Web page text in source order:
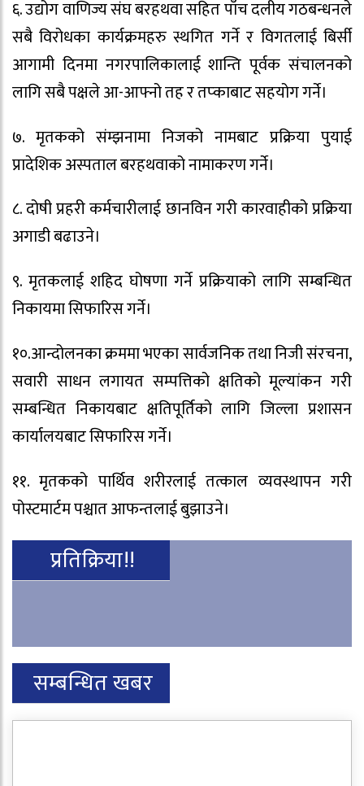
६. उद्योग वाणिज्य संघ बरहथवा सहित पाँच दलीय गठबन्धनले
सबै विरोधका कार्यक्रमहरु स्थगित गर्ने र विगतलाई बिर्सी
आगामी दिनमा नगरपालिकालाई शान्ति पूर्वक संचालनको
लागि सबै पक्षले आ-आफ्नो तह र तप्काबाट सहयोग गर्ने।
७. मृतकको संम्झनामा निजको नामबाट प्रक्रिया पुयाई
प्रादेशिक अस्पताल बरहथवाको नामाकरण गर्ने।
८. दोषी प्रहरी कर्मचारीलाई छानविन गरी कारवाहीको प्रक्रिया
अगाडी बढाउने।
९. मृतकलाई शहिद घोषणा गर्ने प्रक्रियाको लागि सम्बन्धित
निकायमा सिफारिस गर्ने।
१०.आन्दोलनका क्रममा भएका सार्वजनिक तथा निजी संरचना,
सवारी साधन लगायत सम्पत्तिको क्षतिको मूल्यांकन गरी
सम्बन्धित निकायबाट क्षतिपूर्तिको लागि जिल्ला प्रशासन
कार्यालयबाट सिफारिस गर्ने।
११. मृतकको पार्थिव शरीरलाई तत्काल व्यवस्थापन गरी
पोस्टमार्टम पश्चात आफन्तलाई बुझाउने।
प्रतिक्रिया!!
सम्बन्धित खबर